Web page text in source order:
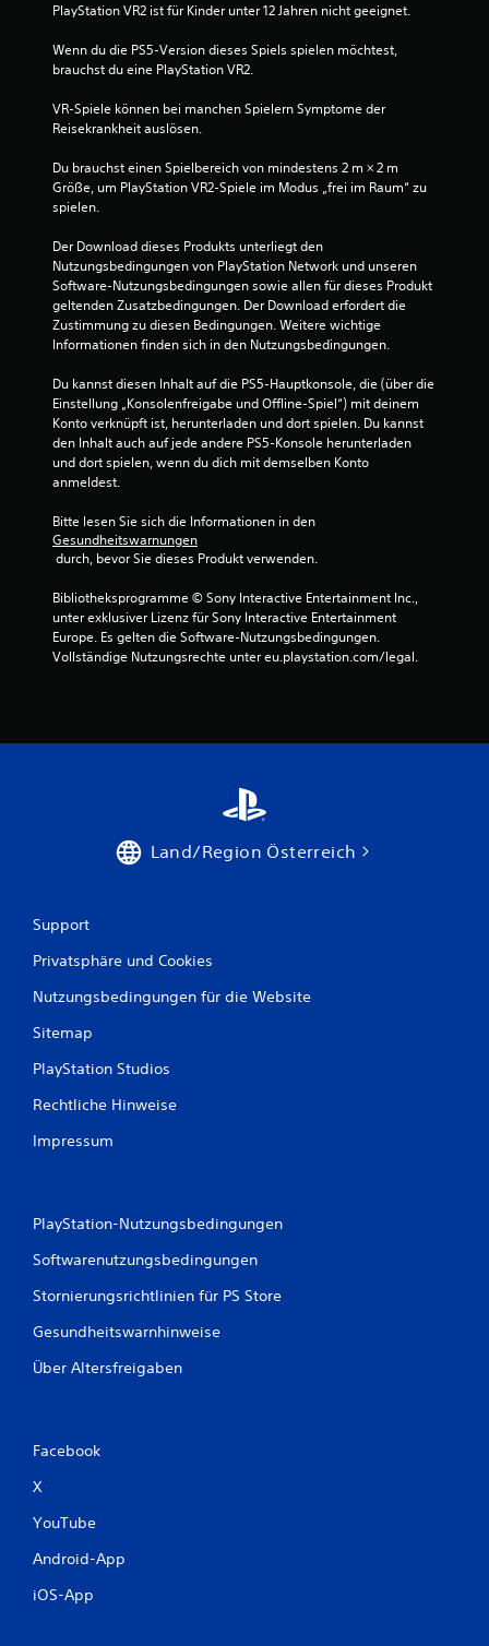
g
:
o
5
t
e
n
u
1
PlayStation VR2 ist für Kinder unter 12 Jahren nicht geeignet.
Wenn du die PS5-Version dieses Spiels spielen möchtest,
brauchst du eine PlayStation VR2.
VR-Spiele können bei manchen Spielern Symptome der
Reisekrankheit auslösen.
Du brauchst einen Spielbereich von mindestens 2 m × 2 m
Größe, um PlayStation VR2-Spiele im Modus „frei im Raum“ zu
spielen.
Der Download dieses Produkts unterliegt den
Nutzungsbedingungen von PlayStation Network und unseren
Software-Nutzungsbedingungen sowie allen für dieses Produkt
geltenden Zusatzbedingungen. Der Download erfordert die
Zustimmung zu diesen Bedingungen. Weitere wichtige
Informationen finden sich in den Nutzungsbedingungen.
Du kannst diesen Inhalt auf die PS5-Hauptkonsole, die (über die
Einstellung „Konsolenfreigabe und Offline-Spiel“) mit deinem
Konto verknüpft ist, herunterladen und dort spielen. Du kannst
den Inhalt auch auf jede andere PS5-Konsole herunterladen
und dort spielen, wenn du dich mit demselben Konto
anmeldest.
Bitte lesen Sie sich die Informationen in den
Gesundheitswarnungen
durch, bevor Sie dieses Produkt verwenden.
Bibliotheksprogramme © Sony Interactive Entertainment Inc.,
unter exklusiver Lizenz für Sony Interactive Entertainment
Europe. Es gelten die Software-Nutzungsbedingungen.
Vollständige Nutzungsrechte unter eu.playstation.com/legal.
Land/Region Österreich
Support
Privatsphäre und Cookies
Nutzungsbedingungen für die Website
Sitemap
PlayStation Studios
Rechtliche Hinweise
Impressum
PlayStation-Nutzungsbedingungen
Softwarenutzungsbedingungen
Stornierungsrichtlinien für PS Store
Gesundheitswarnhinweise
Über Altersfreigaben
Facebook
X
YouTube
Android-App
iOS-App